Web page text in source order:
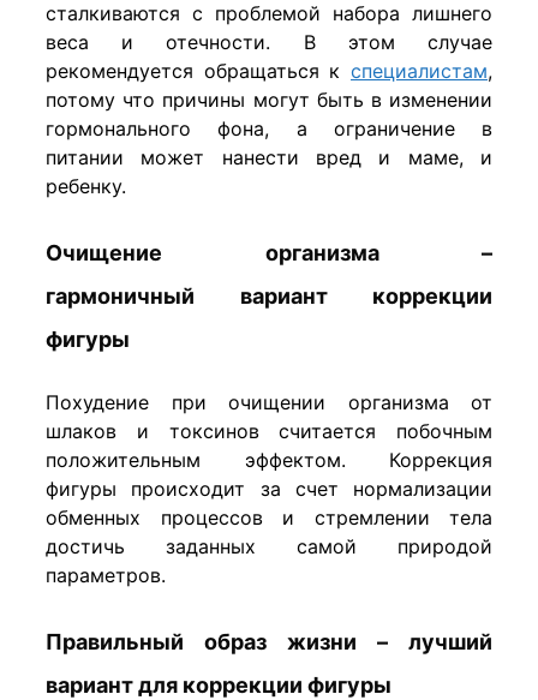
сталкиваются с проблемой набора лишнего
веса и отечности. В этом случае
рекомендуется обращаться к специалистам,
потому что причины могут быть в изменении
гормонального фона, а ограничение в
питании может нанести вред и маме, и
ребенку.
Очищение организма –
гармоничный вариант коррекции
фигуры
Похудение при очищении организма от
шлаков и токсинов считается побочным
положительным эффектом. Коррекция
фигуры происходит за счет нормализации
обменных процессов и стремлении тела
достичь заданных самой природой
параметров.
Правильный образ жизни – лучший
вариант для коррекции фигуры